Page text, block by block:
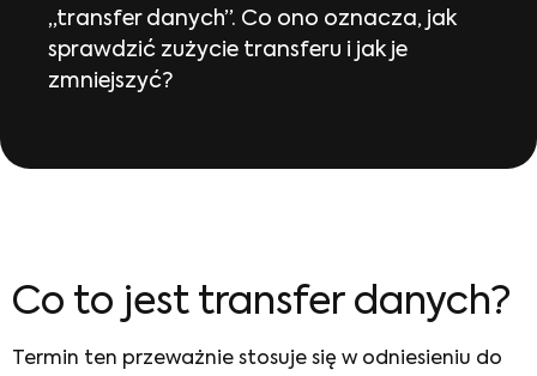
„transfer danych”. Co ono oznacza, jak
sprawdzić zużycie transferu i jak je
zmniejszyć?
Co to jest transfer danych?
Termin ten przeważnie stosuje się w odniesieniu do